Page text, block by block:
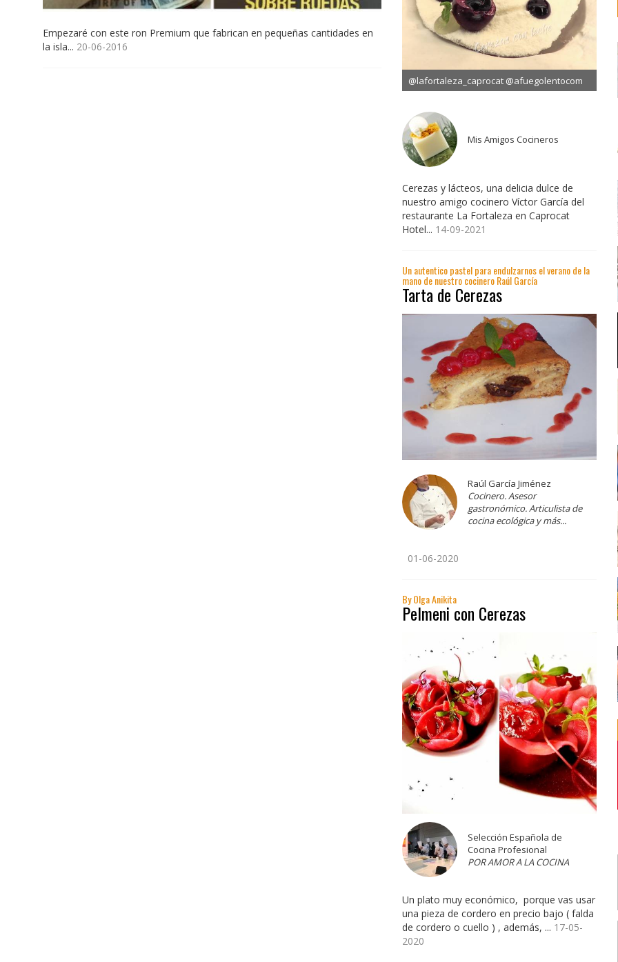
Empezaré con este ron Premium que fabrican en pequeñas cantidades en
la isla... 20-06-2016
@lafortaleza_caprocat @afuegolentocom
Mis Amigos Cocineros
Cerezas y lácteos, una delicia dulce de
nuestro amigo cocinero Víctor García del
restaurante La Fortaleza en Caprocat
Hotel... 14-09-2021
Un autentico pastel para endulzarnos el verano de la
mano de nuestro cocinero Raúl García
Tarta de Cerezas
Raúl García Jiménez
Cocinero. Asesor
gastronómico. Articulista de
cocina ecológica y más...
01-06-2020
By Olga Anikita
Pelmeni con Cerezas
Selección Española de
Cocina Profesional
POR AMOR A LA COCINA
Un plato muy económico, porque vas usar
una pieza de cordero en precio bajo ( falda
de cordero o cuello ) , además, ... 17-05-
2020